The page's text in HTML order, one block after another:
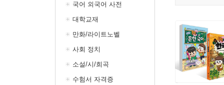
국어 외국어 사전
대학교재
만화/라이트노벨
사회 정치
소설/시/희곡
수험서 자격증